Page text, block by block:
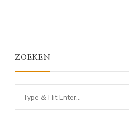
ZOEKEN
Looking
for